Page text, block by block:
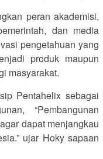
peran akademisi,
dan media
pengetahuan yang
produk maupun
masyarakat.
Pentahelix sebagai
“Pembangunan
dapat menjangkau
ujar Hoky sapaan